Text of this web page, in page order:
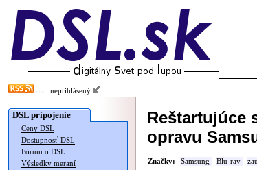
neprihlásený
DSL pripojenie
Ceny DSL
Dostupnosť DSL
Fórum o DSL
Výsledky meraní
Reštartujúce
opravu
Značky: Samsung Blu-ray